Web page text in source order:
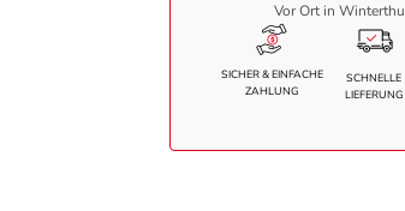
Menge Vor Ort in
SICHER & EINFACHE
ZAHLUNG
SCHNELLE
LIEFERUNG